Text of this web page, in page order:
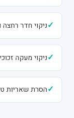
✓ניקוי חדר רחצה
✓ניקוי מעקה
✓הסרת שאריות